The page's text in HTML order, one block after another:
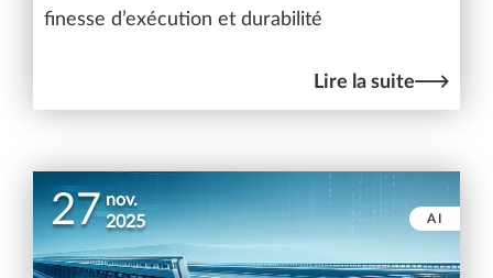
finesse d’exécution et durabilité
Lire la suite
27 nov.
2025
AI